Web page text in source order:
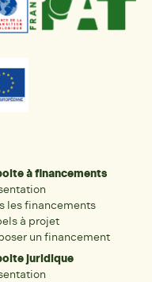
à financements
les financements
à projet
un financement
juridique